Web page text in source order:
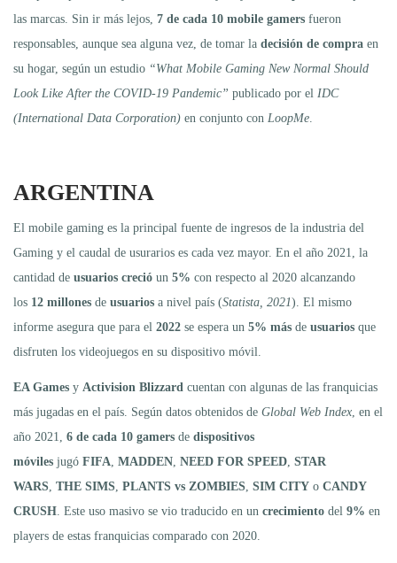
las marcas. Sin ir más lejos, 7 de cada 10 mobile gamers fueron
responsables, aunque sea alguna vez, de tomar la decisión de compra en
su hogar, según un estudio “What Mobile Gaming New Normal Should
Look Like After the COVID-19 Pandemic” publicado por el IDC
(International Data Corporation) en conjunto con LoopMe
ARGENTINA
El mobile gaming es la principal fuente de ingresos de la industria del
Gaming y el caudal de usurarios es cada vez mayor. En el año 2021, la
cantidad de usuarios creció un 5% con respecto al 2020 alcanzando
los 12 millones de usuarios a nivel país (Statista, 2021). El mismo
informe asegura que para el 2022 se espera un 5% más de usuarios que
disfruten los videojuegos en su dispositivo móvil.
EA Games y Activision Blizzard cuentan con algunas de las franquicias
más jugadas en el país. Según datos obtenidos de Global Web Index , en el
año 2021, 6 de cada 10 gamers de dispositivos
móviles jugó FIFA MADDEN NEED FOR SPEED STAR
WARS THE SIMS PLANTS vs ZOMBIES SIM CITY o CANDY
CRUSH . Este uso masivo se vio traducido en un crecimiento del 9% en
players de estas franquicias comparado con 2020.